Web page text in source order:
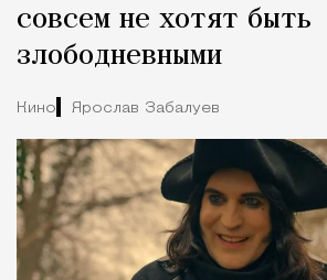
совсем не хотят быть
злободневными
Кино Ярослав Забалуев